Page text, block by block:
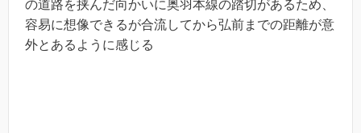
の道路を挟んだ向かいに奥羽本線の踏切があるため、
容易に想像できるが合流してから弘前までの距離が意
外とあるように感じる